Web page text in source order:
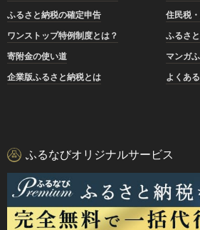
ふるさと納税の確定申告
住民税
ワンストップ特例制度とは？
ふるさ
寄附金の使い道
マンガ
企業版ふるさと納税とは
よくあ
ふるなびオリジナルサービス